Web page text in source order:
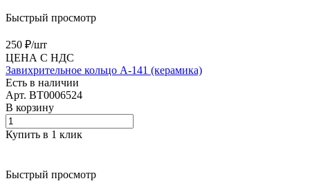
Быстрый просмотр
250 ₽/шт
ЦЕНА С НДС
Завихрительное кольцо A-141 (керамика)
Есть в наличии
Арт. BT0006524
В корзину
Купить в 1 клик
Быстрый просмотр